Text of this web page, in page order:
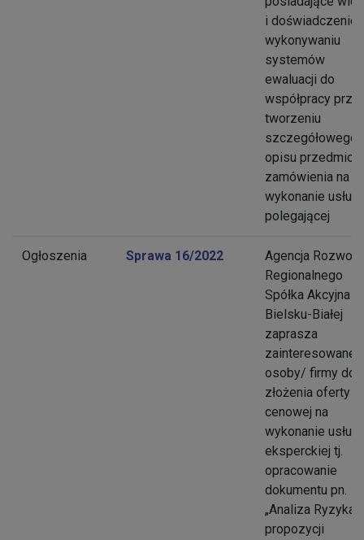
i doświadczenie
wykonywaniu
systemów
ewaluacji do
współpracy przy
tworzeniu
szczegółowego
opisu przedmiotu
zamówienia na
wykonanie usługi
polegającej
Ogłoszenia Sprawa 16/2022
Agencja Rozwoju
Regionalnego
Spółka Akcyjna w
Bielsku-Białej
zaprasza
zainteresowane
osoby/ firmy do
złożenia oferty
cenowej na
wykonanie usługi
eksperckiej tj.
opracowanie
dokumentu pn.
„Analiza Ryzyka
propozycji